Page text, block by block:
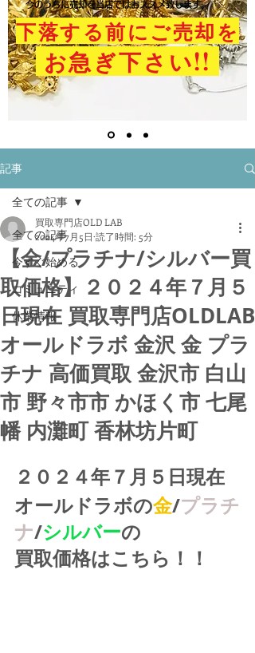
今のうちに売却を当店ではおススメ致します。
下落する前にご売却を
お急ぎ下さい!!
記事
全ての記事
今すぐ始める
コミュニティ
休業情報
全ての記事
【金/プラチナ/シルバー買
取価格】２０２４年７月５
日現在 買取専門店OLDLAB
オールドラボ 金沢 金 プラ
チナ 高価買取 金沢市 白山
市 野々市市 かほく市 七尾
幡 内灘町 香林坊片町
買取専門店OLD LAB
2024年7月5日 読了時間: 5分
２０２４年７月５日現在
オールドラボの金/プラチ
ナ/シルバーの
買取価格はこちら！！